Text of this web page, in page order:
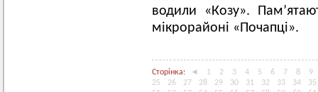
водили «Козу».
мікрорайоні «Почапці».
Сторінка: ◄ 1 2 3 4 5 6 7 8
9
25
26 27 28 29 30 31 32 33 34
35